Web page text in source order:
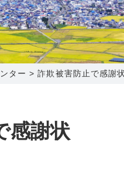
〒960-8252
福島県福島市御山字一本松17-1-
1
0120-173-577
営業時間 9:15～18:00
ター >詐欺被害防止で感謝
感謝状